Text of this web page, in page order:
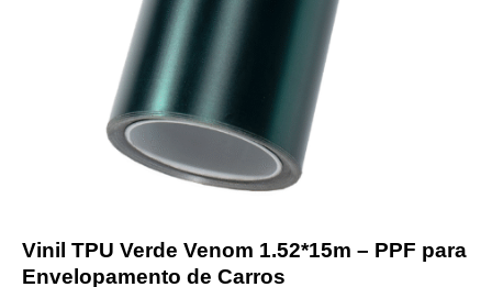
Vinil TPU Verde Venom 1.52*15m – PPF para
Envelopamento de Carros